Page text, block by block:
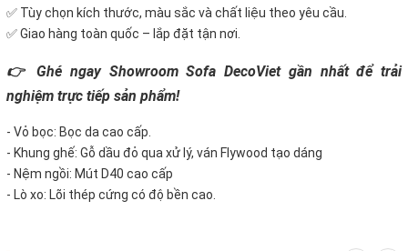
✅ Tùy chọn kích thước, màu sắc và chất liệu theo yêu cầu.
✅ Giao hàng toàn quốc – lắp đặt tận nơi.
👉 Ghé ngay Showroom Sofa DecoViet gần nhất để trải
nghiệm trực tiếp sản phẩm!
- Vỏ bọc: Bọc da cao cấp.
- Khung ghế: Gỗ dầu đỏ qua xử lý, ván Flywood tạo dáng
- Nệm ngồi: Mút D40 cao cấp
- Lò xo: Lõi thép cứng có độ bền cao.